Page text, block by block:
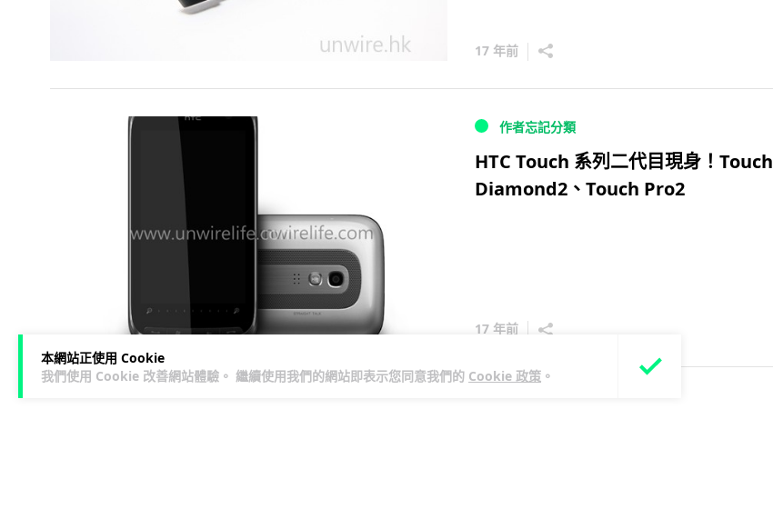
本網站正使用 Cookie
我們使用 Cookie 改善網站體驗。 繼續使用我們的網站即表示您同意我們的 Cookie 政策 。
17 年前
作者忘記分類
HTC Touch 系列二代目現身！Touch
Diamond2、Touch Pro2
17 年前